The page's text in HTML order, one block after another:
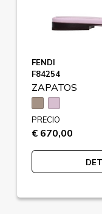
FENDI
F84254
ZAPATOS
PRECIO
€ 670,00